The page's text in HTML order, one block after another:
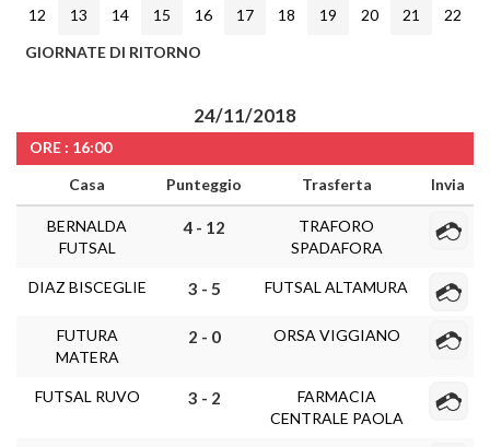
12 13 14 15 16 17 18 19 20 21
22
GIORNATE DI RITORNO
24/11/2018
ORE : 16:00
Casa
Punteggio Trasferta Invia
BERNALDA
FUTSAL
4 - 12
TRAFORO
SPADAFORA
DIAZ BISCEGLIE 3 - 5 FUTSAL ALTAMURA
FUTURA
MATERA
2 - 0 ORSA VIGGIANO
FUTSAL RUVO 3 - 2
FARMACIA
CENTRALE PAOLA